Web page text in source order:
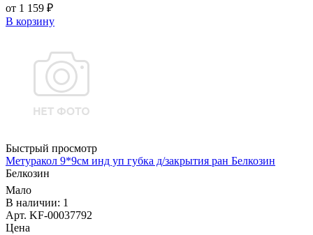
от 1 159 ₽
В корзину
Быстрый просмотр
Метуракол 9*9см инд уп губка д/закрытия ран Белкозин
Белкозин
Мало
В наличии: 1
Арт. KF-00037792
Цена